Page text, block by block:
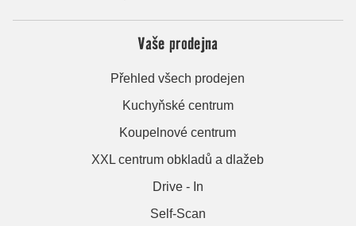
Vaše prodejna
Přehled všech prodejen
Kuchyňské centrum
Koupelnové centrum
XXL centrum obkladů a dlažeb
Drive - In
Self-Scan